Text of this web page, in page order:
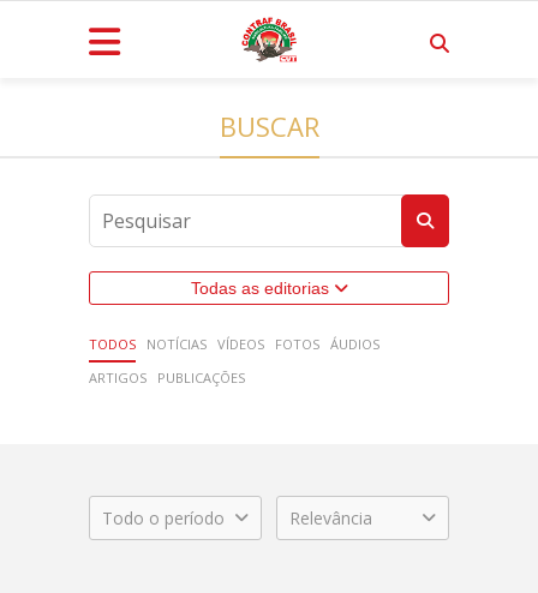
BUSCAR
Todas as editorias
TODOS NOTÍCIAS VÍDEOS FOTOS ÁUDIOS
ARTIGOS
PUBLICAÇÕES
Todo o período Relevância